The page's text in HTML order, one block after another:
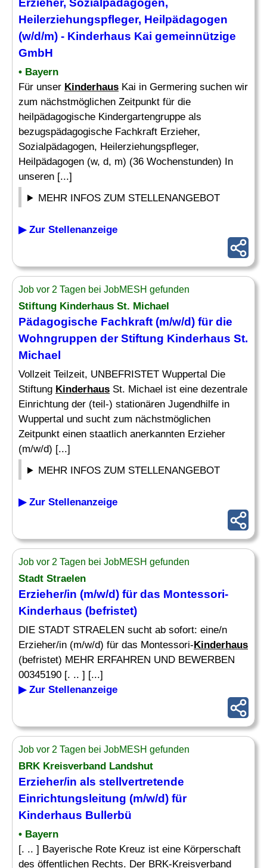
Erzieher, Sozialpädagogen,
Heilerziehungspfleger, Heilpädagogen
(w/d/m) - Kinderhaus Kai gemeinnützige
GmbH
• Bayern
Für unser Kinderhaus Kai in Germering suchen wir
zum nächstmöglichen Zeitpunkt für die
heilpädagogische Kindergartengruppe als
bezugspädagogische Fachkraft Erzieher,
Sozialpädagogen, Heilerziehungspfleger,
Heilpädagogen (w, d, m) (36 Wochenstunden) In
unseren [...]
MEHR INFOS ZUM STELLENANGEBOT
▶ Zur Stellenanzeige
Job vor 2 Tagen bei JobMESH gefunden
Stiftung Kinderhaus St. Michael
Pädagogische Fachkraft (m/w/d) für die
Wohngruppen der Stiftung Kinderhaus St.
Michael
Vollzeit Teilzeit, UNBEFRISTET Wuppertal Die
Stiftung Kinderhaus St. Michael ist eine dezentrale
Einrichtung der (teil-) stationären Jugendhilfe in
Wuppertal und sucht zum nächstmöglichen
Zeitpunkt einen staatlich anerkannten Erzieher
(m/w/d) [...]
MEHR INFOS ZUM STELLENANGEBOT
▶ Zur Stellenanzeige
Job vor 2 Tagen bei JobMESH gefunden
Stadt Straelen
Erzieher/in (m/w/d) für das Montessori-
Kinderhaus (befristet)
DIE STADT STRAELEN sucht ab sofort: eine/n
Erzieher/in (m/w/d) für das Montessori-Kinderhaus
(befristet) MEHR ERFAHREN UND BEWERBEN
00345190 [. .. ] [...]
▶ Zur Stellenanzeige
Job vor 2 Tagen bei JobMESH gefunden
BRK Kreisverband Landshut
Erzieher/in als stellvertretende
Einrichtungsleitung (m/w/d) für
Kinderhaus Bullerbü
• Bayern
[. .. ] Bayerische Rote Kreuz ist eine Körperschaft
des öffentlichen Rechts. Der BRK-Kreisverband